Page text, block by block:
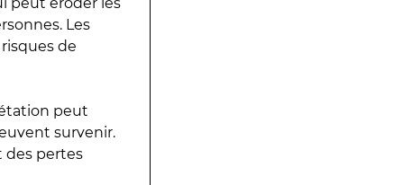
Les
de
peut
survenir.
des pertes